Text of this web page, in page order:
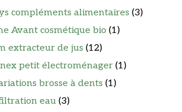
compléments alimentaires (3)
Avant cosmétique bio (1)
extracteur de jus (12)
petit électroménager (1)
brosse à dents (1)
eau (3)